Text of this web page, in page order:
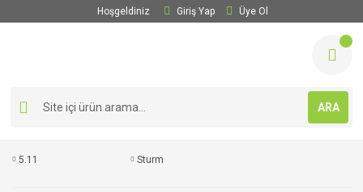
Hoşgeldiniz Giriş Yap Üye Ol
ARA
5.11 Sturm